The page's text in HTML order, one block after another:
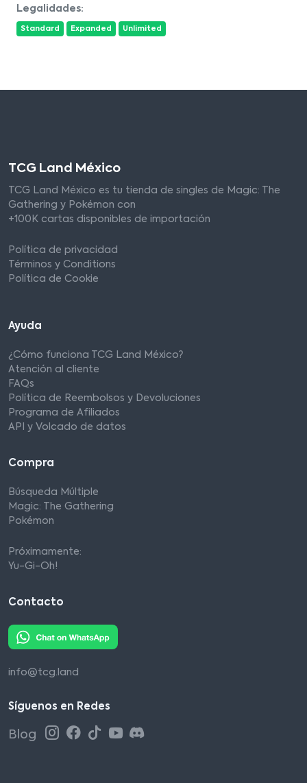
Legalidades:
Standard Expanded Unlimited
TCG Land México
TCG Land México es tu tienda de singles de Magic: The
Gathering y Pokémon con
+100K cartas disponibles de importación
Política de privacidad
Términos y Conditions
Política de Cookie
Ayuda
¿Cómo funciona TCG Land México?
Atención al cliente
FAQs
Política de Reembolsos y Devoluciones
Programa de Afiliados
API y Volcado de datos
Compra
Búsqueda Múltiple
Magic: The Gathering
Pokémon
Próximamente:
Yu-Gi-Oh!
Contacto
info@tcg.land
Síguenos en Redes
Blog